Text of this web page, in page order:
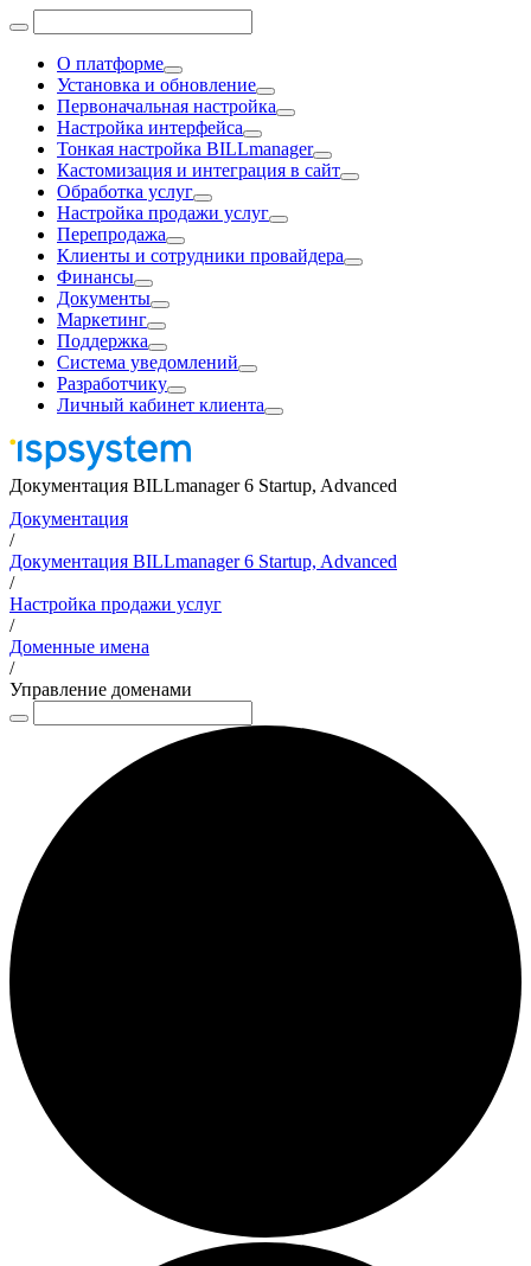
О платформе
Установка и обновление
Первоначальная настройка
Настройка интерфейса
Тонкая настройка BILLmanager
Кастомизация и интеграция в сайт
Обработка услуг
Настройка продажи услуг
Перепродажа
Клиенты и сотрудники провайдера
Финансы
Документы
Маркетинг
Поддержка
Система уведомлений
Разработчику
Личный кабинет клиента
Документация BILLmanager 6 Startup, Advanced
Документация
/
Документация BILLmanager 6 Startup, Advanced
/
Настройка продажи услуг
/
Доменные имена
/
Управление доменами